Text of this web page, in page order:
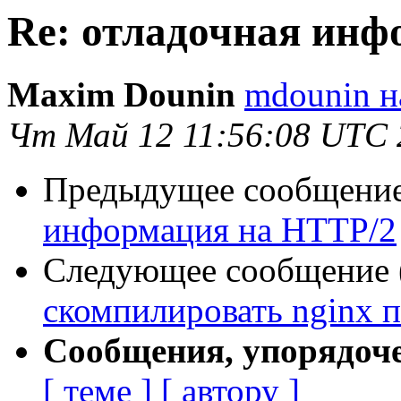
Re: отладочная
Maxim Dounin mdounin
Чт Май 12 11:56:08 UTC
Предыдущее
информация на HTTP/2
Следующее сообщение
скомпилировать nginx
Сообщения,
[ теме ] [ автору ]